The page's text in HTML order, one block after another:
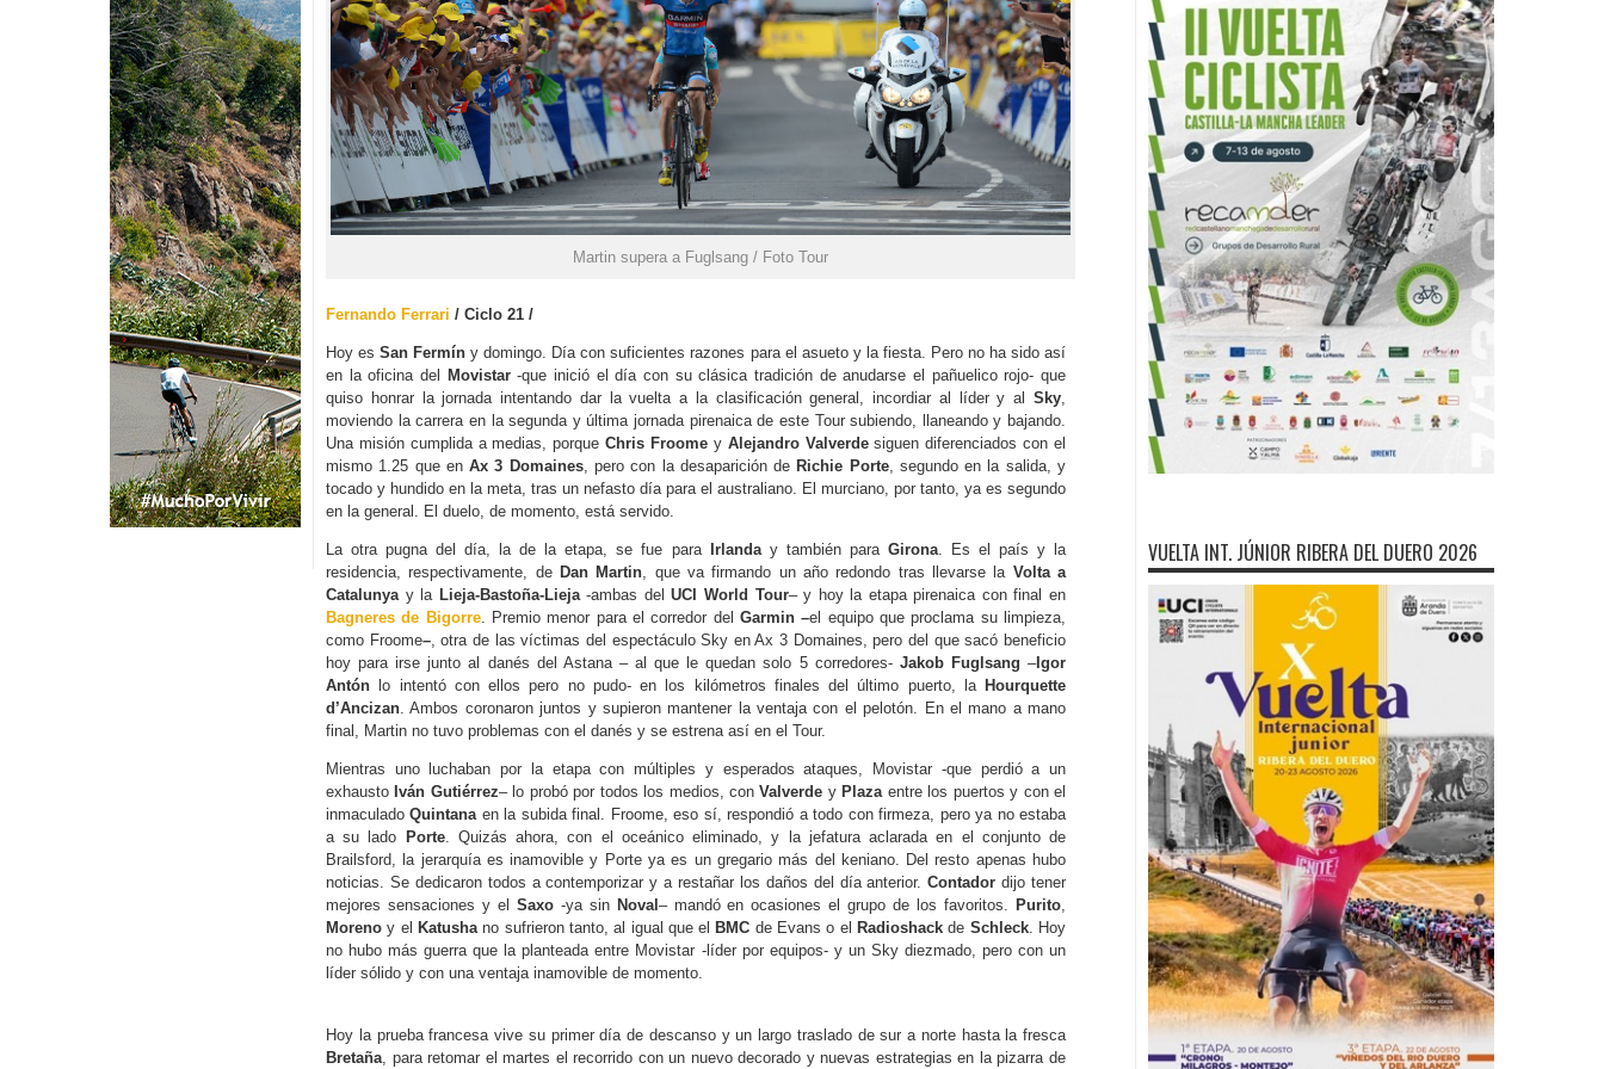
Martin supera a Fuglsang / Foto Tour
Fernando Ferrari / Ciclo 21 /
Hoy esSan Fermín y domingo. Día con suficientes razones para el asueto y la fiesta. Pero no ha sido así
en la oficina del
Movistar-que inició el día con su clásica tradición de anudarse el pañuelico rojo- que
quiso honrar la jornada intentando dar la vuelta a la clasificación general, incordiar al líder y al Sky,
moviendo la carrera en la segunda y última jornada pirenaica de este Tour subiendo, llaneando y bajando.
Una misión cumplida a medias, porqueChris Froome y Alejandro Valverdesiguen diferenciados con el
mismo 1.25 que enAx 3 Domaines, pero con la desaparición de Richie Porte, segundo en la salida, y
tocado y hundido en la meta, tras un nefasto día para el australiano. El murciano, por tanto, ya es segundo
en la general. El duelo, de momento, está servido.
La otra pugna del día, la de la etapa, se fue para Irlanday también para Girona. Es el país y la
residencia, respectivamente, de Dan Martin, que va firmando un año redondo tras llevarse laVolta a
Catalunyay la Lieja-Bastoña-Lieja-ambas delUCI World Tour– y hoy la etapa pirenaica con final en
Bagneres de Bigorre. Premio menor para el corredor delGarmin –el equipo que proclama su limpieza,
como Froome–, otra de las víctimas del espectáculo Sky en Ax 3 Domaines, pero del que sacó beneficio
hoy para irse junto al danés del Astana – al que le quedan solo 5 corredores-Jakob Fuglsang –Igor
Antón lo intentó con ellos pero no pudo- en los kilómetros finales del último puerto, la Hourquette
d’Ancizan. Ambos coronaron juntos y supieron mantener la ventaja con el pelotón. En el mano a mano
final, Martin no tuvo problemas con el danés y se estrena así en el Tour.
Mientras uno luchaban por la etapa con múltiples y esperados ataques, Movistar -que perdió a un
exhausto Iván Gutiérrez– lo probó por todos los medios, conValverde y Plazaentre los puertos y con el
inmaculadoQuintanaen la subida final. Froome, eso sí, respondió a todo con firmeza, pero ya no estaba
a su lado
Porte. Quizás ahora, con el oceánico eliminado, y la jefatura aclarada en el conjunto de
Brailsford, la jerarquía es inamovible y Porte ya es un gregario más del keniano. Del resto apenas hubo
noticias. Se dedicaron todos a contemporizar y a restañar los daños del día anterior.Contador dijo tener
mejores sensaciones y el Saxo-ya sin Noval – mandó en ocasiones el grupo de los favoritos. Purito,
Moreno y el Katushano sufrieron tanto, al igual que el BMC de Evans o el Radioshack de Schleck. Hoy
no hubo más guerra que la planteada entre Movistar -líder por equipos- y un Sky diezmado, pero con un
líder sólido y con una ventaja inamovible de momento.
Hoy la prueba francesa vive su primer día de descanso y un largo traslado de sur a norte hasta la fresca
Bretaña, para retomar el martes el recorrido con un nuevo decorado y nuevas estrategias en la pizarra de
VUELTA INT. JÚNIOR RIBERA DEL DUERO 2026